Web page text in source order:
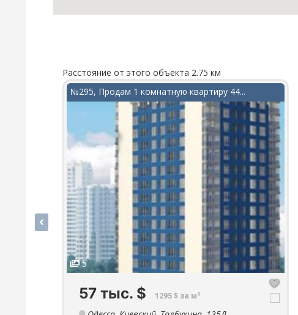
Расстояние от этого объекта 2.75 км
№295, Продам 1 комнатную квартиру 44...
5
57 тыс. $ 1295 $ за м²